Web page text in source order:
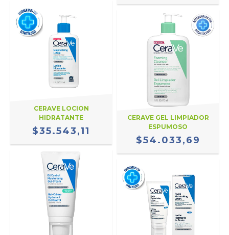
CERAVE LOCION
HIDRATANTE
$35.543,11
CERAVE GEL LIMPIADOR
ESPUMOSO
$54.033,69